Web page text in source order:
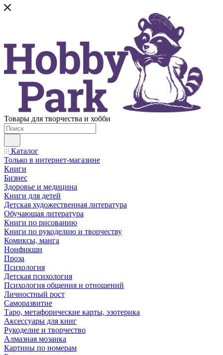
Товары для творчества и хобби
Каталог
Только в интернет-магазине
Книги
Бизнес
Здоровье и медицина
Книги для детей
Детская художественная литература
Обучающая литература
Книги по рисованию
Книги по рукоделию и творчеству
Комиксы, манга
Нонфикшн
Проза
Психология
Детская психология
Психология общения и отношений
Личностный рост
Саморазвитие
Таро, метафорические карты, эзотерика
Аксессуары для книг
Рукоделие и творчество
Алмазная мозаика
Картины по номерам